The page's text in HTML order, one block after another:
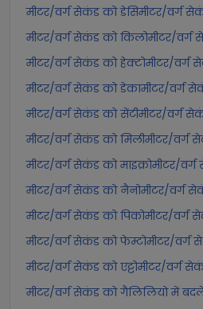
मीटर/वर्ग सेकंड को डेसिमीटर/वर्ग
मीटर/वर्ग सेकंड को किलोमीटर/
मीटर/वर्ग सेकंड को हेक्टोमीटर/
मीटर/वर्ग सेकंड को डेकामीटर/वर्ग
मीटर/वर्ग सेकंड को सेंटीमीटर/वर्ग
मीटर/वर्ग सेकंड को मिलीमीटर/वर्ग
मीटर/वर्ग सेकंड को माइक्रोमीटर/
मीटर/वर्ग सेकंड को नैनोमीटर/वर्ग
मीटर/वर्ग सेकंड को पिकोमीटर/वर्ग
मीटर/वर्ग सेकंड को फेम्टोमीटर/
मीटर/वर्ग सेकंड को एट्टोमीटर/वर्ग
मीटर/वर्ग सेकंड को गैलिलियो में